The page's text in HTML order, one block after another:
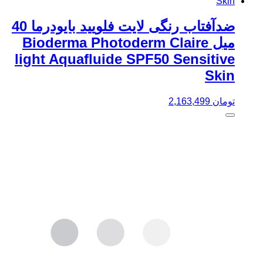
ضدآفتاب رنگی لایت فلویید بایودرما 40
میل Bioderma Photoderm Claire
light Aquafluide SPF50 Sensitive
Skin
تومان